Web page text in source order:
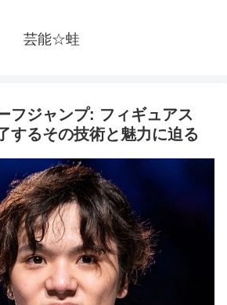
芸能☆蛙
フジャンプ: フィギュアス
するその技術と魅力に迫る